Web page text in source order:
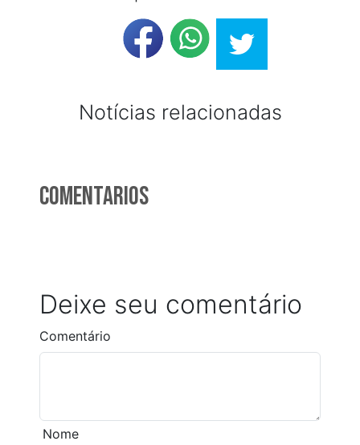
Notícias relacionadas
Comentarios
Deixe seu comentário
Comentário
Nome